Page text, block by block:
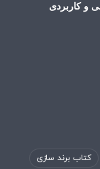
و کاربردی
کتاب برند سازی